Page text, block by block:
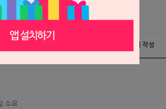
상품후기 및 평가서 작성
소요